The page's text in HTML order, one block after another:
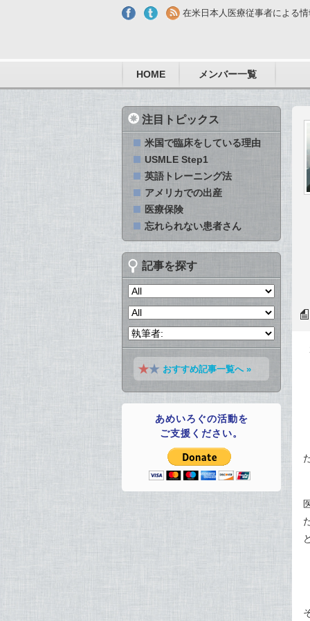
在米日本人医療従事者による
HOME メンバー一覧
注目トピックス
米国で臨床をしている理由
USMLE Step1
英語トレーニング法
アメリカでの出産
医療保険
忘れられない患者さん
記事を探す
おすすめ記事一覧へ »
あめいろぐの活動を
ご支援ください。